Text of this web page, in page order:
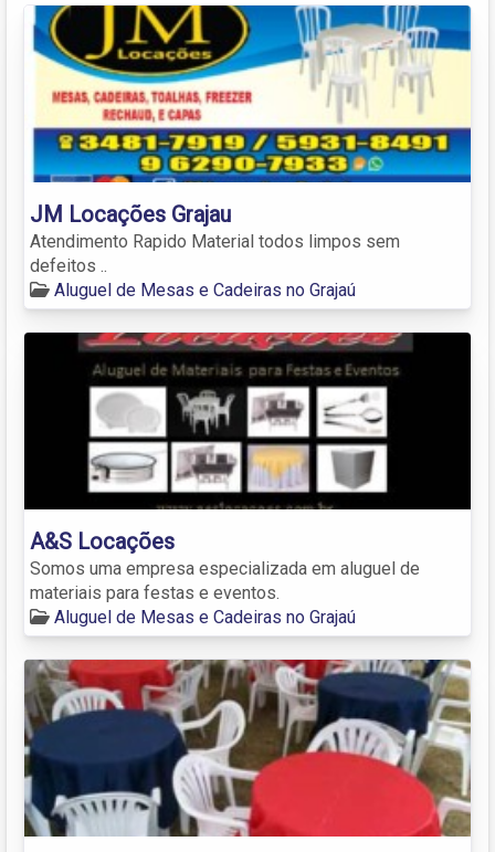
JM Locações Grajau
Atendimento Rapido Material todos limpos sem
defeitos ..
Aluguel de Mesas e Cadeiras no Grajaú
A&S Locações
Somos uma empresa especializada em aluguel de
materiais para festas e eventos.
Aluguel de Mesas e Cadeiras no Grajaú